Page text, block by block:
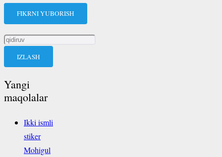
FIKRNI YUBORISH
Qidirshish:
Yangi
maqolalar
Ikki ismli
stiker
Mohigul